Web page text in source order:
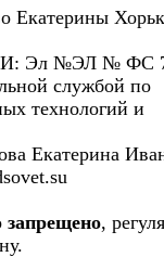
Екатерины
Эл №ЭЛ № ФС
службой по
технологий и
Екатерина
запрещено,